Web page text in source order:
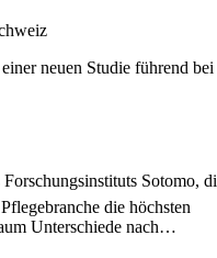
neuen Studie führend bei
Sotomo,
die höchsten
Unterschiede nach